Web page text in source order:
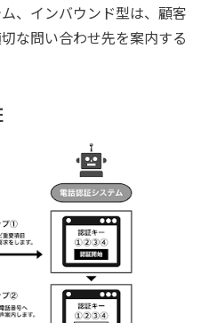
、インバウンド型は、顧客
な問い合わせ先を案内する